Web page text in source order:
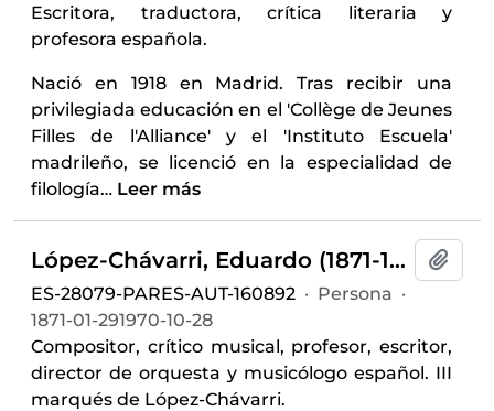
Escritora, traductora, crítica literaria y
profesora española.
Nació en 1918 en Madrid. Tras recibir una
privilegiada educación en el 'Collège de Jeunes
Filles de l'Alliance' y el 'Instituto Escuela'
madrileño, se licenció en la especialidad de
filología… Leer más
López-Chávarri, Eduardo (1871-1970)
ES-28079-PARES-AUT-160892 · Persona ·
1871-01-291970-10-28
Compositor, crítico musical, profesor, escritor,
director de orquesta y musicólogo español. III
marqués de López-Chávarri.